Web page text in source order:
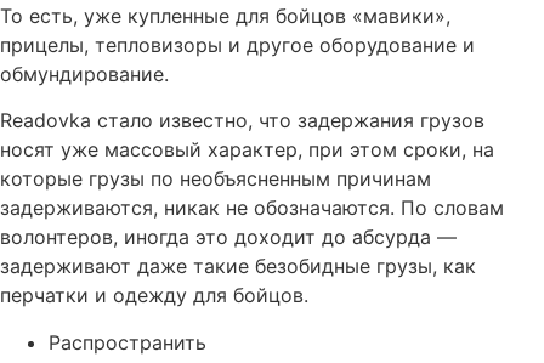
То есть, уже купленные для бойцов «мавики»,
прицелы, тепловизоры и другое оборудование и
обмундирование.
Readovka стало известно, что задержания грузов
носят уже массовый характер, при этом сроки, на
которые грузы по необъясненным причинам
задерживаются, никак не обозначаются. По словам
волонтеров, иногда это доходит до абсурда —
задерживают даже такие безобидные грузы, как
перчатки и одежду для бойцов.
Распространить